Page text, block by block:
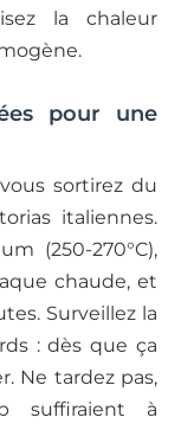
la chaleur
pour une
sortirez du
italiennes.
(250-270°C),
chaude, et
Surveillez la
: dès que ça
Ne tardez pas,
suffiraient à